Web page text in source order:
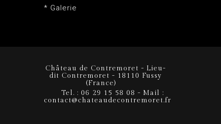
* Galerie
Château de Contremoret - Lieu-
dit Contremoret - 18110 Fussy
(France)
Tel. : 06 29 15 58 08 - Mail :
contact@chateaudecontremoret.fr